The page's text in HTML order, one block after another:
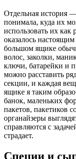
Отдельная история
понимала, куда их
использовать их как
оказалось
большом ящике
волос, заколки,
ключи, батарейки и
можно расставить
секции, и каждая
ящике я таким
банок, маленьких
пакетов, пакетиков
органайзеры
справляются с
страдает.
Специи и